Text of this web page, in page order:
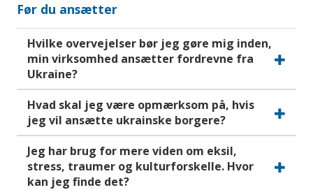
Før du ansætter
Hvilke overvejelser bør jeg gøre mig inden,
min virksomhed ansætter fordrevne fra
Ukraine?
Hvad skal jeg være opmærksom på, hvis
jeg vil ansætte ukrainske borgere?
Jeg har brug for mere viden om eksil,
stress, traumer og kulturforskelle. Hvor
kan jeg finde det?